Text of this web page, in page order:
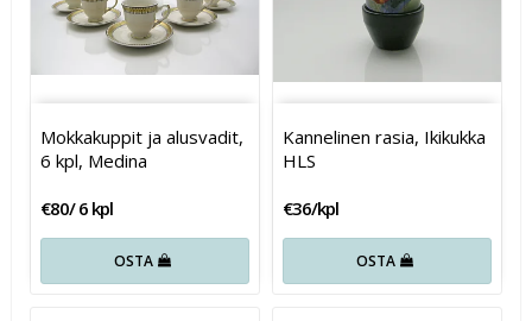
Mokkakuppit ja alusvadit,
6 kpl, Medina
€80/ 6 kpl
OSTA
Kannelinen rasia, Ikikukka
HLS
€36/kpl
OSTA